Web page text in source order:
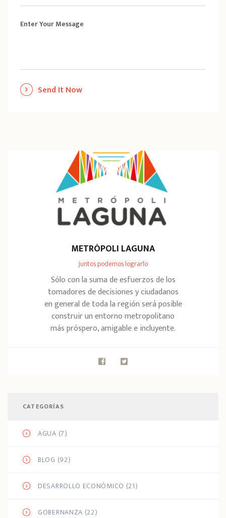
Enter Your Message
Send It Now
METRÓPOLI LAGUNA
Juntos podemos lograrlo
Sólo con la suma de esfuerzos de los
tomadores de decisiones y ciudadanos
en general de toda la región será posible
construir un entorno metropolitano
más próspero, amigable e incluyente.
CATEGORÍAS
AGUA (7)
BLOG (92)
DESARROLLO ECONÓMICO (21)
GOBERNANZA (22)